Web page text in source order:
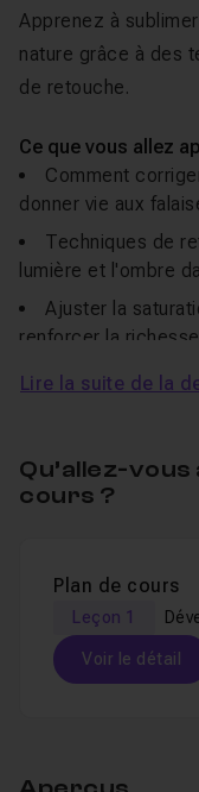
Apprenez à
nature grâce à des
de retouche.
Ce que vous allez
Comment
donner vie aux
Techniques de
lumière et l'ombre
Ajuster la
renforcer la
Utiliser la
images en
intermédiaire ou
découvrirez des
faciles à suivre. Il
Affinity Photo pour
Lire la suite de la
Qu’allez-
cours ?
Plan de cours
Leçon 1
Voir le détail